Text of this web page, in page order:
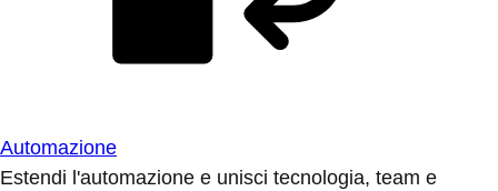
Automazione
Estendi l'automazione e unisci tecnologia, team e